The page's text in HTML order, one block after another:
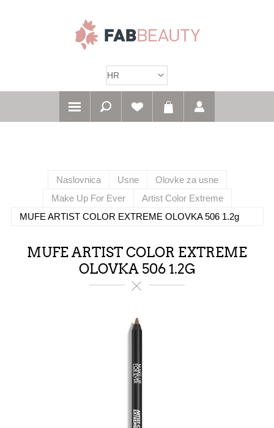
Naslovnica Usne
Olovke za usne
Make Up For Ever
Artist Color Extreme
MUFE ARTIST COLOR EXTREME OLOVKA 506 1.2g
MUFE ARTIST COLOR EXTREME
OLOVKA 506 1.2G